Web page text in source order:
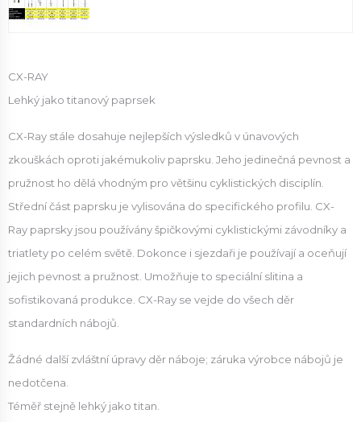
CX-RAY
Lehký jako titanový paprsek
CX-Ray stále dosahuje nejlepších výsledků v únavových
zkouškách oproti jakémukoliv paprsku. Jeho jedinečná pevnost a
pružnost ho dělá vhodným pro většinu cyklistických disciplín.
Střední část paprsku je vylisována do specifického profilu. CX-
Ray paprsky jsou používány špičkovými cyklistickými závodníky a
triatlety po celém světě. Dokonce i sjezdaři je používají a oceňují
jejich pevnost a pružnost. Umožňuje to speciální slitina a
sofistikovaná produkce. CX-Ray se vejde do všech děr
standardních nábojů.
Žádné další zvláštní úpravy děr náboje; záruka výrobce nábojů je
nedotčena.
Téměř stejně lehký jako titan.